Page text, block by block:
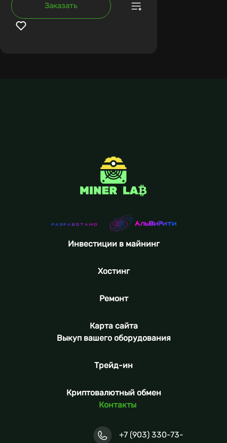
Заказать
Инвестиции в майнинг
Хостинг
Ремонт
Карта сайта
Выкуп вашего оборудования
Трейд-ин
Криптовалютный обмен
Контакты
+7 (903) 330-73-